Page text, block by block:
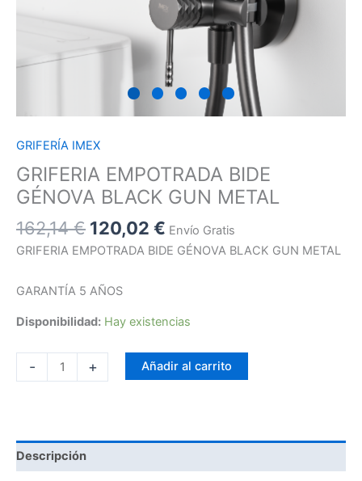
GRIFERÍA IMEX
GRIFERIA EMPOTRADA BIDE
GÉNOVA BLACK GUN METAL
162,14€ 120,02 € Envío Gratis
GRIFERIA EMPOTRADA BIDE GÉNOVA BLACK GUN METAL
GARANTÍA 5 AÑOS
Disponibilidad: Hay existencias
- + Añadir al carrito
Descripción